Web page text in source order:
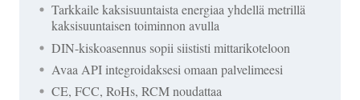
Tarkkaile kaksisuuntaista energiaa yhdellä metrillä
kaksisuuntaisen toiminnon avulla
DIN-kiskoasennus sopii siististi mittarikoteloon
Avaa API integroidaksesi omaan palvelimeesi
CE, FCC, RoHs, RCM noudattaa